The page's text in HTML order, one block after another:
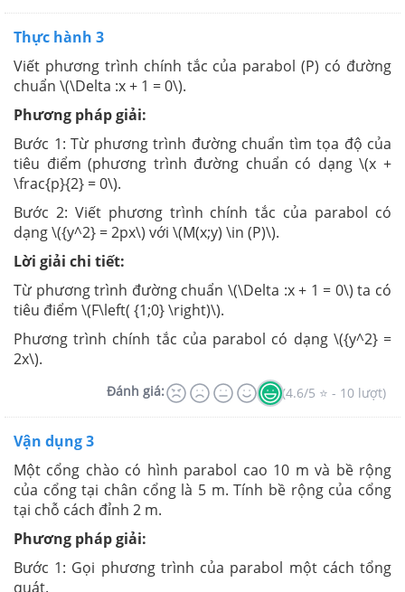
Thực hành 3
Viết phương trình chính tắc của parabol (P) có đường
chuẩn \(\Delta :x + 1 = 0\).
Phương pháp giải:
Bước 1: Từ phương trình đường chuẩn tìm tọa độ của
tiêu điểm (phương trình đường chuẩn có dạng \(x +
\frac{p}{2} = 0\).
Bước 2: Viết phương trình chính tắc của parabol có
dạng \({y^2} = 2px\) với \(M(x;y) \in (P)\).
Lời giải chi tiết:
Từ phương trình đường chuẩn \(\Delta :x + 1 = 0\) ta có
tiêu điểm \(F\left( {1;0} \right)\).
Phương trình chính tắc của parabol có dạng \({y^2} =
2x\).
Đánh giá: (4.6/5 ⭐ - 10 lượt)
Vận dụng 3
Một cổng chào có hình parabol cao 10 m và bề rộng
của cổng tại chân cổng là 5 m. Tính bề rộng của cổng
tại chỗ cách đỉnh 2 m.
Phương pháp giải:
Bước 1: Gọi phương trình của parabol một cách tổng
quát.